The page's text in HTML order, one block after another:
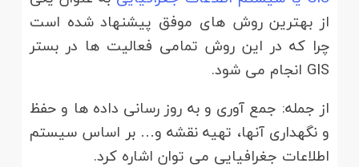
از بهترین روش های موفق پیشنهاد شده است
چرا که در این روش تمامی فعالیت ها در بستر
GIS انجام می شود.
از جمله: جمع آوری و به روز رسانی داده ها و حفظ
و نگهداری آنها، تهیه نقشه و… بر اساس سیستم
اطلاعات جغرافیایی می توان اشاره کرد.